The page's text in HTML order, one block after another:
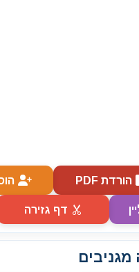
הורדת PDF
דף גזירה
מגניבים